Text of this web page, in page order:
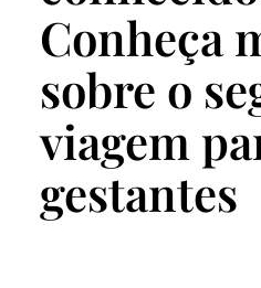
Conheça
sobre o
viagem
gestantes